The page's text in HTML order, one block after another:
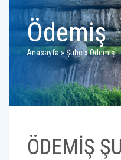
Ödemiş
Anasayfa»Şube»Ödemiş
ÖDEMİŞ